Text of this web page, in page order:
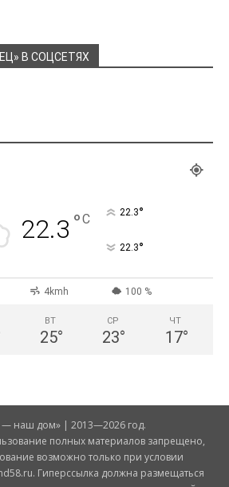
В СОЦСЕТЯХ
22.3 °C 22.3°
22.3°
4kmh 100 %
ВТ
25°
СР
23°
ЧТ
17°
— наш дом» | 2013—2026 год.
полных материалов запрещено,
возможно только при условии
Гиперссылка должна размещаться